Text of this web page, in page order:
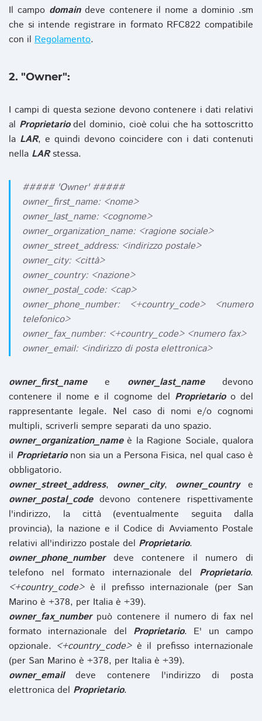
Il campo domaindeve contenere il nome a dominio .sm
che si intende registrare in formato RFC822 compatibile
con il Regolamento.
2. "Owner":
I campi di questa sezione devono contenere i dati relativi
al Proprietariodel dominio, cioè colui che ha sottoscritto
la LAR, e quindi devono coincidere con i dati contenuti
nella LARstessa.
##### 'Owner' #####
owner_first_name: <nome>
owner_last_name: <cognome>
owner_organization_name: <ragione sociale>
owner_street_address: <indirizzo postale>
owner_city: <città>
owner_country: <nazione>
owner_postal_code: <cap>
owner_phone_number: <+country_code> <numero
telefonico>
owner_fax_number: <+country_code> <numero fax>
owner_email: <indirizzo di posta elettronica>
owner_first_namee owner_last_namedevono
contenere il nome e il cognome del Proprietarioo del
rappresentante legale. Nel caso di nomi e/o cognomi
multipli, scriverli sempre separati da uno spazio.
owner_organization_nameè la Ragione Sociale, qualora
il Proprietarionon sia un a Persona Fisica, nel qual caso è
obbligatorio.
owner_street_address, owner_city, owner_countrye
owner_postal_codedevono contenere rispettivamente
l'indirizzo, la città (eventualmente seguita dalla
provincia), la nazione e il Codice di Avviamento Postale
relativi all'indirizzo postale del Proprietario.
owner_phone_numberdeve contenere il numero di
telefono nel formato internazionale del Proprietario.
<+country_code>è il prefisso internazionale (per San
Marino è +378, per Italia è +39).
owner_fax_numberpuò contenere il numero di fax nel
formato internazionale del Proprietario. E' un campo
opzionale. <+country_code>è il prefisso internazionale
(per San Marino è +378, per Italia è +39).
owner_emaildeve contenere l'indirizzo di posta
elettronica del Proprietario.